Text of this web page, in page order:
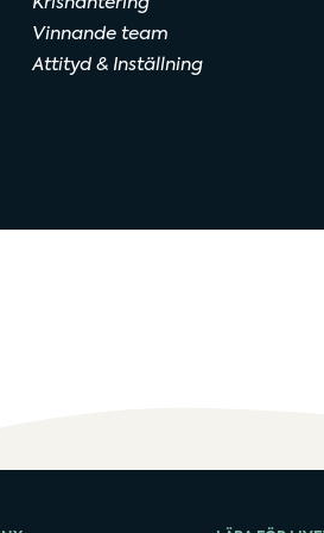
Vinnande team
Attityd & Inställning